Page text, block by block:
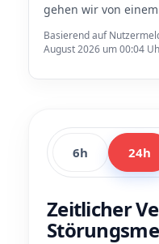
gehen wir von
Basierend auf
August 2026 um 00:04
6h 24h
Zeitlicher